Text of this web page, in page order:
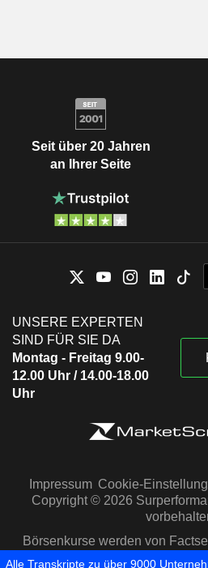
Seit über 20 Jahren
an Ihrer Seite
UNSERE EXPERTEN
SIND FÜR SIE DA
Montag - Freitag 9.00-
12.00 Uhr / 14.00-18.00
Uhr
Impressum Cookie-
Copyright © 2026
Börsenkurse werden von
Capital IQ zur
Alle Transkripte zu über 9000